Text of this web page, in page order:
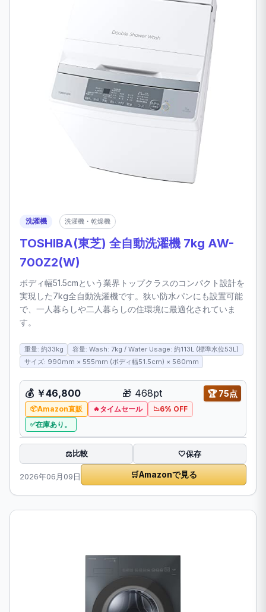
洗濯機 洗濯機・乾燥機
TOSHIBA(東芝) 全自動洗濯機 7kg AW-
700Z2(W)
ボディ幅51.5cmという業界トップクラスのコンパクト設計を
実現した7kg全自動洗濯機です。狭い防水パンにも設置可能
で、一人暮らしや二人暮らしの住環境に最適化されていま
す。
重量: 約33kg
容量: Wash: 7kg / Water Usage: 約113L (標準水位53L)
サイズ: 990mm × 555mm (ボディ幅51.5cm) × 560mm
💰 ￥46,800 🎁 468pt 🏆 75点
Amazon直販 タイムセール
6% OFF
在庫あり。
⚖️比較 🤍保存
2026年06月09日 🛒Amazonで見る